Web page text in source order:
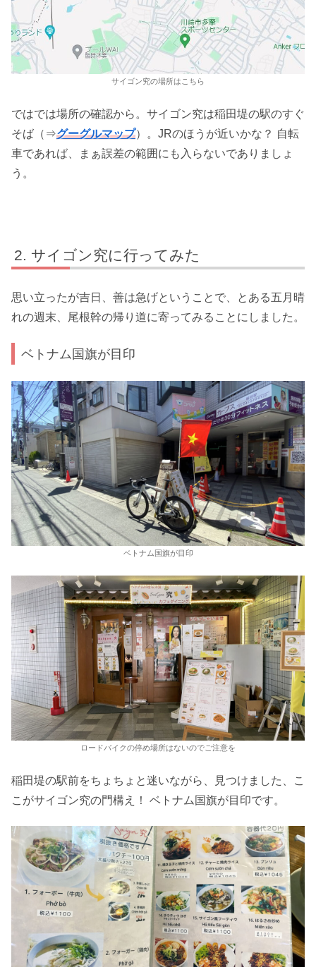
サイゴン究の場所はこちら
ではでは場所の確認から。サイゴン究は稲田堤の駅のすぐ
そば（⇒グーグルマップ）。JRのほうが近いかな？ 自転
車であれば、まぁ誤差の範囲にも入らないでありましょ
う。
サイゴン究に行ってみた
思い立ったが吉日、善は急げということで、とある五月晴
れの週末、尾根幹の帰り道に寄ってみることにしました。
ベトナム国旗が目印
ベトナム国旗が目印
ロードバイクの停め場所はないのでご注意を
稲田堤の駅前をちょちょと迷いながら、見つけました、こ
こがサイゴン究の門構え！ ベトナム国旗が目印です。